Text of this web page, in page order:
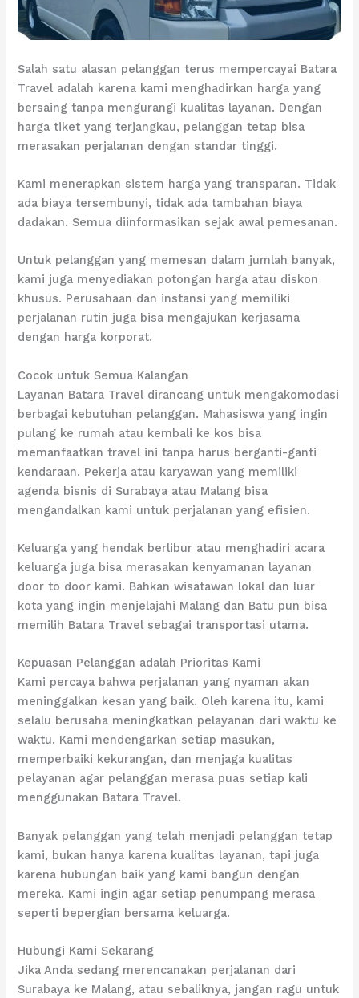
Salah satu alasan pelanggan terus mempercayai Batara
Travel adalah karena kami menghadirkan harga yang
bersaing tanpa mengurangi kualitas layanan. Dengan
harga tiket yang terjangkau, pelanggan tetap bisa
merasakan perjalanan dengan standar tinggi.
Kami menerapkan sistem harga yang transparan. Tidak
ada biaya tersembunyi, tidak ada tambahan biaya
dadakan. Semua diinformasikan sejak awal pemesanan.
Untuk pelanggan yang memesan dalam jumlah banyak,
kami juga menyediakan potongan harga atau diskon
khusus. Perusahaan dan instansi yang memiliki
perjalanan rutin juga bisa mengajukan kerjasama
dengan harga korporat.
Cocok untuk Semua Kalangan
Layanan Batara Travel dirancang untuk mengakomodasi
berbagai kebutuhan pelanggan. Mahasiswa yang ingin
pulang ke rumah atau kembali ke kos bisa
memanfaatkan travel ini tanpa harus berganti-ganti
kendaraan. Pekerja atau karyawan yang memiliki
agenda bisnis di Surabaya atau Malang bisa
mengandalkan kami untuk perjalanan yang efisien.
Keluarga yang hendak berlibur atau menghadiri acara
keluarga juga bisa merasakan kenyamanan layanan
door to door kami. Bahkan wisatawan lokal dan luar
kota yang ingin menjelajahi Malang dan Batu pun bisa
memilih Batara Travel sebagai transportasi utama.
Kepuasan Pelanggan adalah Prioritas Kami
Kami percaya bahwa perjalanan yang nyaman akan
meninggalkan kesan yang baik. Oleh karena itu, kami
selalu berusaha meningkatkan pelayanan dari waktu ke
waktu. Kami mendengarkan setiap masukan,
memperbaiki kekurangan, dan menjaga kualitas
pelayanan agar pelanggan merasa puas setiap kali
menggunakan Batara Travel.
Banyak pelanggan yang telah menjadi pelanggan tetap
kami, bukan hanya karena kualitas layanan, tapi juga
karena hubungan baik yang kami bangun dengan
mereka. Kami ingin agar setiap penumpang merasa
seperti bepergian bersama keluarga.
Hubungi Kami Sekarang
Jika Anda sedang merencanakan perjalanan dari
Surabaya ke Malang, atau sebaliknya, jangan ragu untuk